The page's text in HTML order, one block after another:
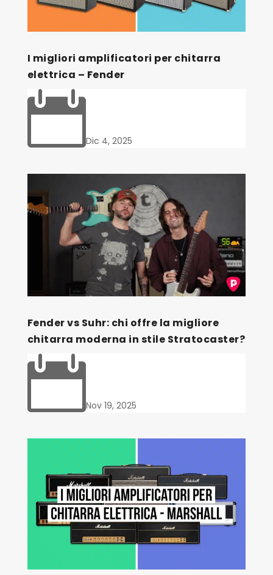
I migliori amplificatori per chitarra
elettrica – Fender
Dic 4, 2025
Fender vs Suhr: chi offre la migliore
chitarra moderna in stile Stratocaster?
Nov 19, 2025